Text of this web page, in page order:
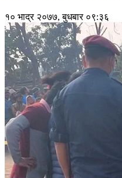
१० भाद्र २०७७, बुधबार ०९:३६